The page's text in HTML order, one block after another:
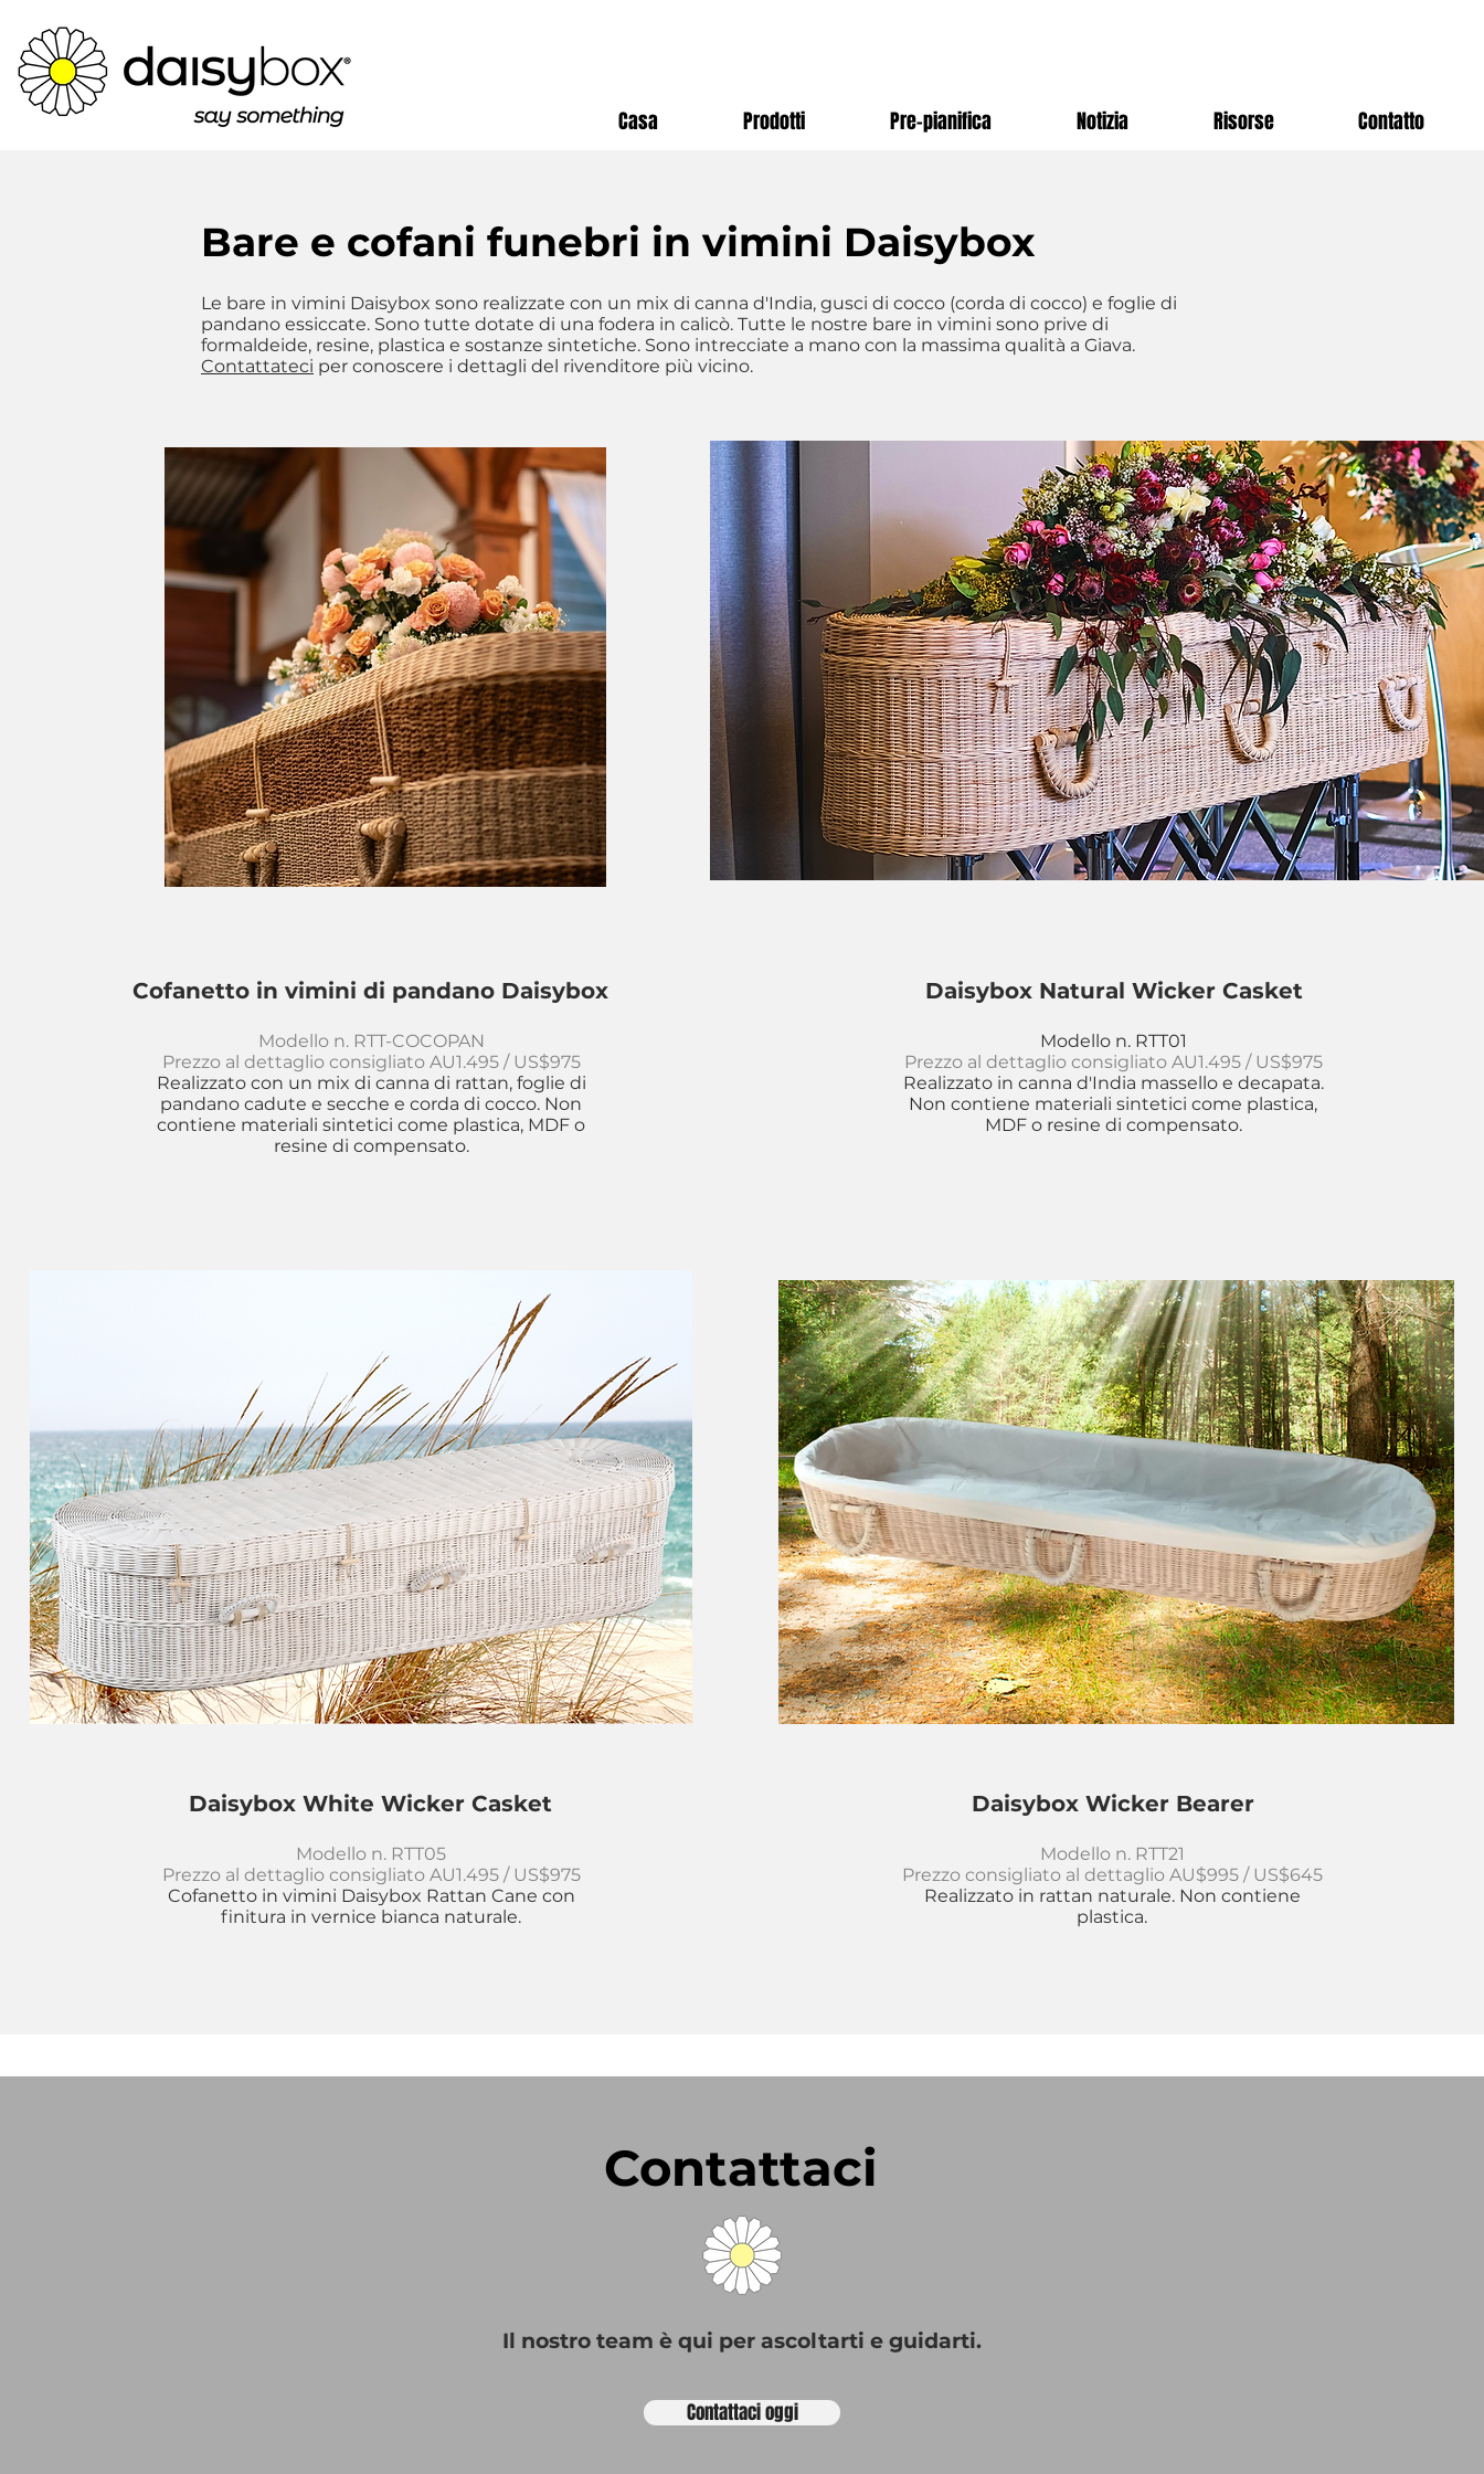
Casa Prodotti Pre-pianifica Notizia Risorse Contatto
Bare e cofani funebri in vimini Daisybox
Le bare in vimini Daisybox sono realizzate con un mix di canna d'India, gusci di cocco (corda di cocco) e foglie di
pandano essiccate. Sono tutte dotate di una fodera in calicò. Tutte le nostre bare in vimini sono prive di
formaldeide, resine, plastica e sostanze sintetiche. Sono intrecciate a mano con la massima qualità a Giava.
Contattateci per conoscere i dettagli del rivenditore più vicino.
Cofanetto in vimini di pandano Daisybox
Modello n. RTT-COCOPAN
Prezzo al dettaglio consigliato AU1.495 / US$975
Realizzato con un mix di canna di rattan, foglie di
pandano cadute e secche e corda di cocco. Non
contiene materiali sintetici come plastica, MDF o
resine di compensato.
Daisybox Natural Wicker Casket
Modello n. RTT01
Prezzo al dettaglio consigliato AU1.495 / US$975
Realizzato in canna d'India massello e decapata.
Non contiene materiali sintetici come plastica,
MDF o resine di compensato.
Daisybox White Wicker Casket
Modello n. RTT05
Prezzo al dettaglio consigliato AU1.495 / US$975
Cofanetto in vimini Daisybox Rattan Cane con
finitura in vernice bianca naturale.
Daisybox Wicker Bearer
Modello n. RTT21
Prezzo consigliato al dettaglio AU$995 / US$645
Realizzato in rattan naturale. Non contiene
plastica.
Contattaci
Il nostro team è qui per ascoltarti e guidarti.
Contattaci oggi